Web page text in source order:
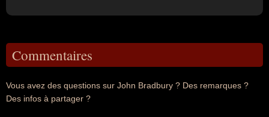
Commentaires
Vous avez des questions sur John Bradbury ? Des remarques ?
Des infos à partager ?